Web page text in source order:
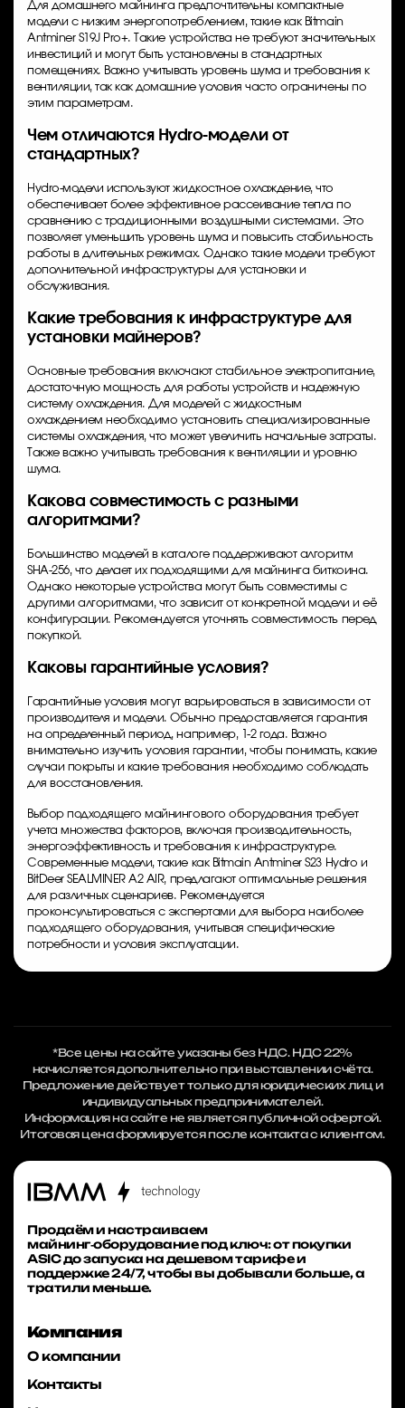
Для домашнего майнинга предпочтительны компактные
модели с низким энергопотреблением, такие как Bitmain
Antminer S19J Pro+. Такие устройства не требуют значительных
инвестиций и могут быть установлены в стандартных
помещениях. Важно учитывать уровень шума и требования к
вентиляции, так как домашние условия часто ограничены по
этим параметрам.
Чем отличаются Hydro-модели от
стандартных?
Hydro-модели используют жидкостное охлаждение, что
обеспечивает более эффективное рассеивание тепла по
сравнению с традиционными воздушными системами. Это
позволяет уменьшить уровень шума и повысить стабильность
работы в длительных режимах. Однако такие модели требуют
дополнительной инфраструктуры для установки и
обслуживания.
Какие требования к инфраструктуре для
установки майнеров?
Основные требования включают стабильное электропитание,
достаточную мощность для работы устройств и надежную
систему охлаждения. Для моделей с жидкостным
охлаждением необходимо установить специализированные
системы охлаждения, что может увеличить начальные затраты.
Также важно учитывать требования к вентиляции и уровню
шума.
Какова совместимость с разными
алгоритмами?
Большинство моделей в каталоге поддерживают алгоритм
SHA-256, что делает их подходящими для майнинга биткоина.
Однако некоторые устройства могут быть совместимы с
другими алгоритмами, что зависит от конкретной модели и её
конфигурации. Рекомендуется уточнять совместимость перед
покупкой.
Каковы гарантийные условия?
Гарантийные условия могут варьироваться в зависимости от
производителя и модели. Обычно предоставляется гарантия
на определенный период, например, 1-2 года. Важно
внимательно изучить условия гарантии, чтобы понимать, какие
случаи покрыты и какие требования необходимо соблюдать
для восстановления.
Выбор подходящего майнингового оборудования требует
учета множества факторов, включая производительность,
энергоэффективность и требования к инфраструктуре.
Современные модели, такие как Bitmain Antminer S23 Hydro и
BitDeer SEALMINER A2 AIR, предлагают оптимальные решения
для различных сценариев. Рекомендуется
проконсультироваться с экспертами для выбора наиболее
подходящего оборудования, учитывая специфические
потребности и условия эксплуатации.
*Все цены на сайте указаны без НДС. НДС 22%
начисляется дополнительно при выставлении счёта.
Предложение действует только для юридических лиц и
индивидуальных предпринимателей.
Информация на сайте не является публичной офертой.
Итоговая цена формируется после контакта с клиентом.
Продаём и настраиваем
майнинг‑оборудование под ключ: от покупки
ASIC до запуска на дешевом тарифе и
поддержке 24/7, чтобы вы добывали больше, а
тратили меньше.
Компания
О компании
Контакты